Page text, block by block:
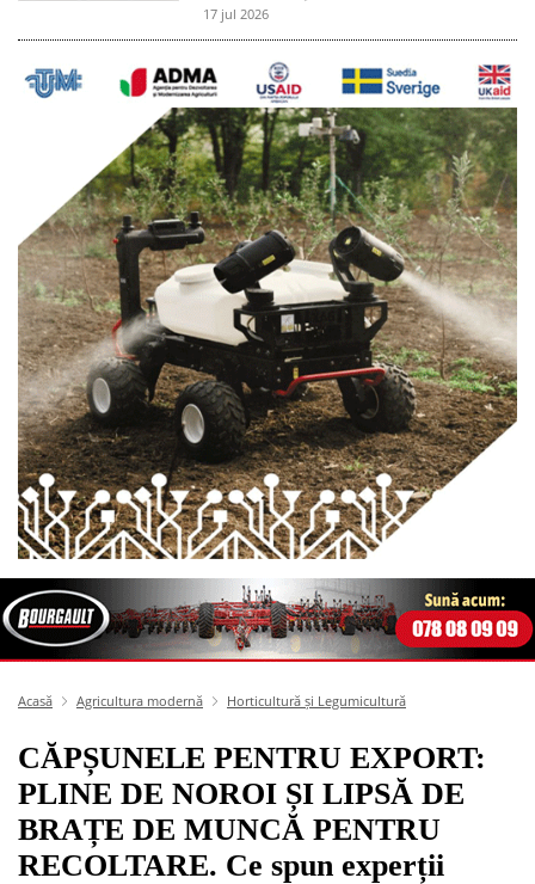
17 jul 2026
Acasă Agricultura modernă Horticultură și Legumicultură
CĂPȘUNELE PENTRU EXPORT:
PLINE DE NOROI ȘI LIPSĂ DE
BRAȚE DE MUNCĂ PENTRU
RECOLTARE. Ce spun experții